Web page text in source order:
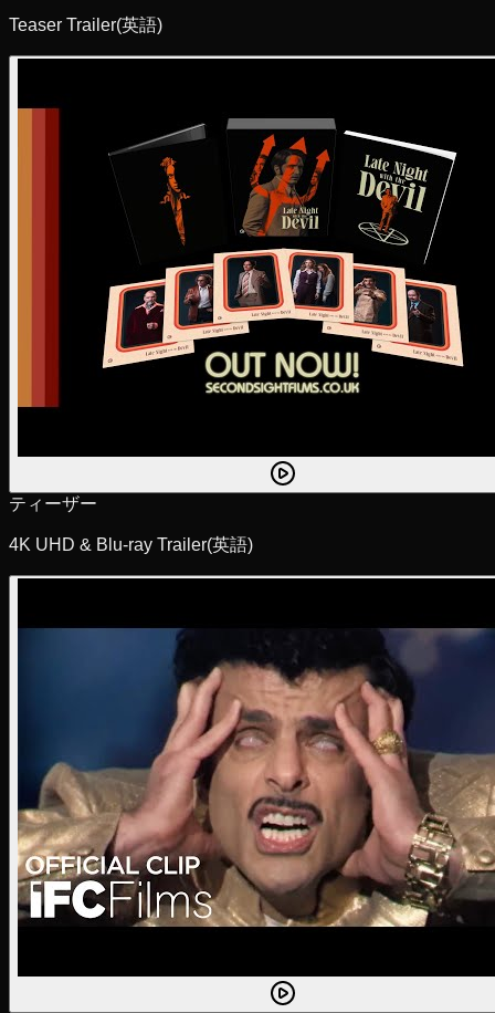
Teaser Trailer(英語)
ティーザー
4K UHD & Blu-ray Trailer(英語)